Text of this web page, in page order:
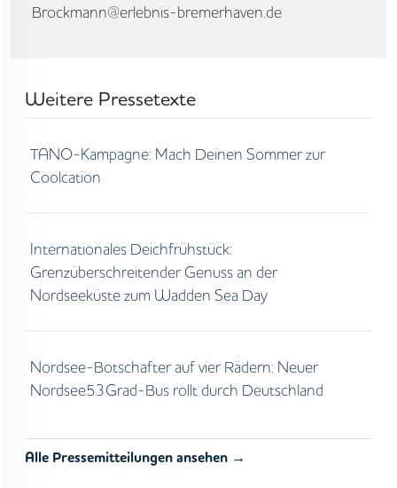
Brockmann@erlebnis-bremerhaven.de
Weitere Pressetexte
TANO-Kampagne: Mach Deinen Sommer zur
Coolcation
Internationales Deichfrühstück:
Grenzüberschreitender Genuss an der
Nordseeküste zum Wadden Sea Day
Nordsee-Botschafter auf vier Rädern: Neuer
Nordsee53Grad-Bus rollt durch Deutschland
Alle Pressemitteilungen ansehen →